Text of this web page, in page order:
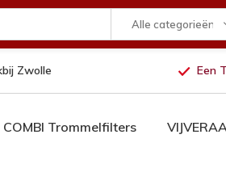
Alle categorieën
Zwolle Een
COMBI Trommelfilters